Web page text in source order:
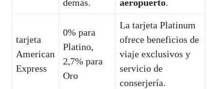
demás.
aeropuerto.
tarjeta
American
Express
0% para
Platino,
2,7% para
Oro
La tarjeta Platinum
ofrece beneficios de
viaje exclusivos y
servicio de
conserjería.